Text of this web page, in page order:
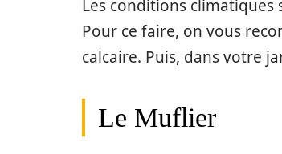
Les conditions
Pour ce faire, on vous
calcaire. Puis, dans votre
Le Muflier